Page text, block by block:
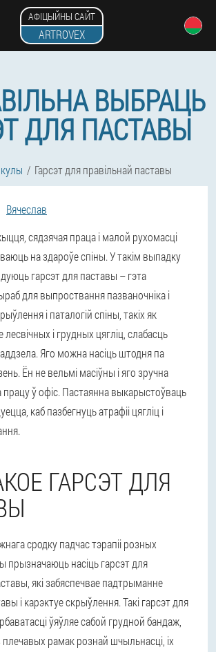
АФІЦЫЙНЫ САЙТ
ARTROVEX
ВЫБРАЦЬ
ДЛЯ ПАСТАВЫ
Гарсэт для правільнай паставы
Вячеслав
сядзячая праца і малой рухомасці
на здароўе спіны. У такім выпадку
гарсэт для паставы – гэта
для выпроствання пазваночніка і
і паталогій спіны, такіх як
і грудных цягліц, слабасць
Яго можна насіць штодня па
Ён не вельмі масіўны і яго зручна
працу ў офіс. Пастаянна выкарыстоўваць
каб пазбегнуць атрафіі цягліц і
ГАРСЭТ ДЛЯ
сродку падчас тэрапіі розных
прызначаюць насіць гарсэт для
які забяспечвае падтрыманне
і карэктуе скрыўлення. Такі гарсэт для
ўяўляе сабой грудной бандаж,
плечавых рамак рознай шчыльнасці, іх